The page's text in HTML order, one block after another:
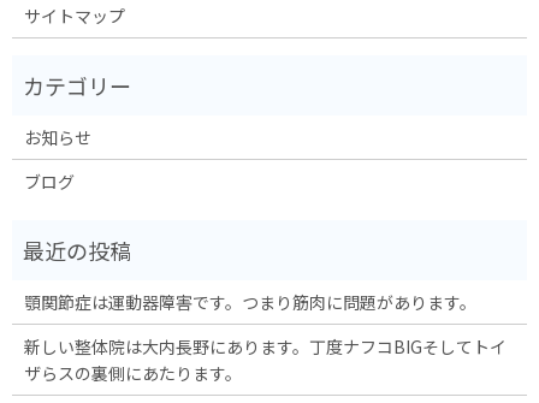
サイトマップ
お知らせ
ブログ
顎関節症は運動器障害です。つまり筋肉に問題があります。
新しい整体院は大内長野にあります。丁度ナフコBIGそしてトイ
ザらスの裏側にあたります。